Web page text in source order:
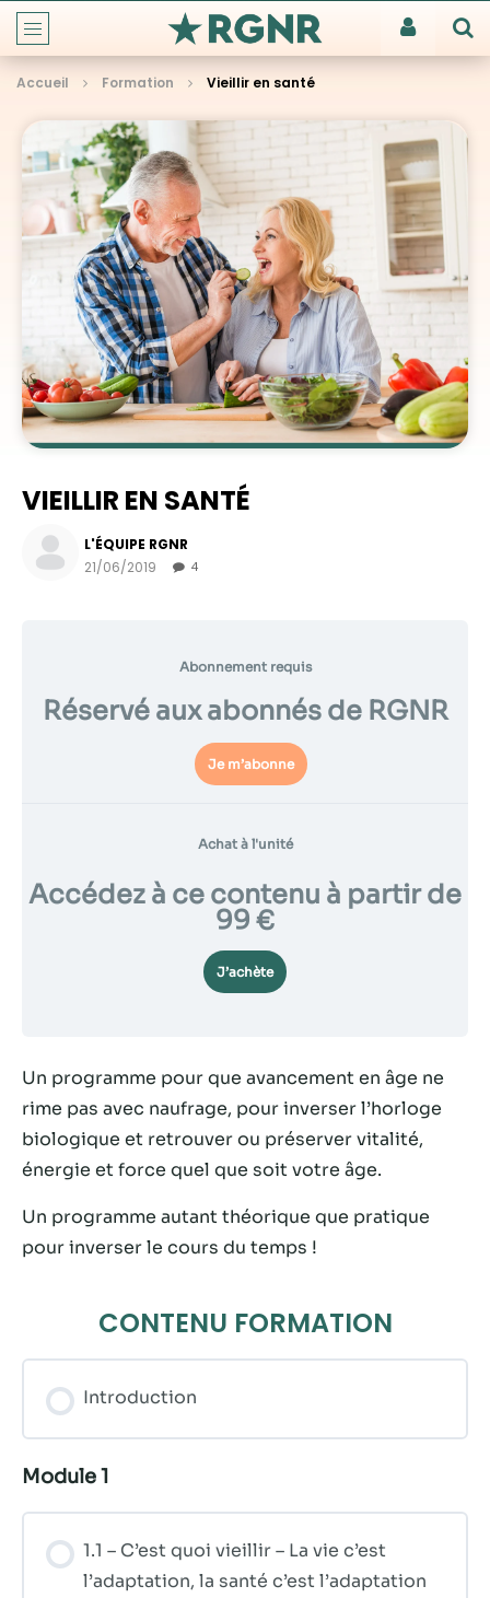
Accueil Formation Vieillir en santé
VIEILLIR EN SANTÉ
L'ÉQUIPE RGNR
21/06/2019
4
Abonnement requis
Réservé aux abonnés de RGNR
Je m’abonne
Achat à l'unité
Accédez à ce contenu à partir de
99 €
J’achète
Un programme pour que avancement en âge ne
rime pas avec naufrage, pour inverser l’horloge
biologique et retrouver ou préserver vitalité,
énergie et force quel que soit votre âge.
Un programme autant théorique que pratique
pour inverser le cours du temps !
CONTENU FORMATION
Introduction
Module 1
1.1 – C’est quoi vieillir – La vie c’est
l’adaptation, la santé c’est l’adaptation
Nécessaire
sont pas
sont
nécessaires au
du site Web.
puissions
améliorer la
fonctionnalité
et la structure
du site Web,
de la façon
Web est
Experience
Si vous refusez
ces cookies,
certaines
fonctionnalités